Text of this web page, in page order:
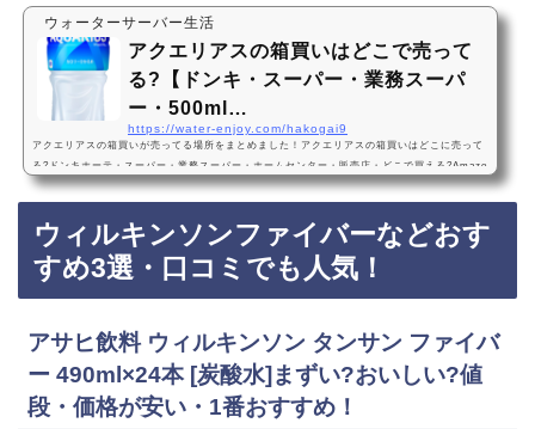
ウォーターサーバー生活
アクエリアスの箱買いはどこで売って
る?【ドンキ・スーパー・業務スーパ
ー・500ml…
https://water-enjoy.com/hakogai9
アクエリアスの箱買いが売ってる場所をまとめました！アクエリアスの箱買いはどこに売って
る?ドンキホーテ・スーパー・業務スーパー・ホームセンター・販売店・どこで買える?Amazo
n・楽天・売ってない? 500ml・24本・2l・6本アクエリアスの箱買いは、ドンキホーテ、スー
で、Amazonや楽天でもアクエリアスの箱買いがお得に買えておすすめです！アクエリアスの
箱買いのおすすめ3選・口コミでも人気！コカ・コーラ アクエリアス エアーボトル 500ml…
ウィルキンソンファイバーなどおす
すめ3選・口コミでも人気！
アサヒ飲料 ウィルキンソン タンサン ファイバ
ー 490ml×24本 [炭酸水]まずい?おいしい?値
段・価格が安い・1番おすすめ！